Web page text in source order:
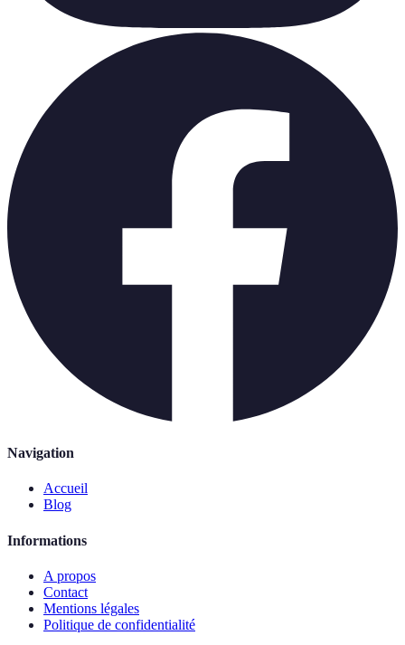
Navigation
Accueil
Blog
Informations
A propos
Contact
Mentions légales
Politique de confidentialité